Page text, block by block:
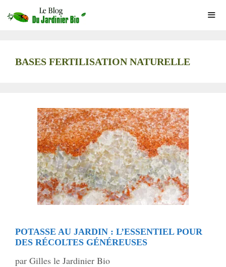
au
BASES FERTILISATION NATURELLE
POTASSE AU JARDIN : L’ESSENTIEL POUR
DES RÉCOLTES GÉNÉREUSES
par Gilles le Jardinier Bio